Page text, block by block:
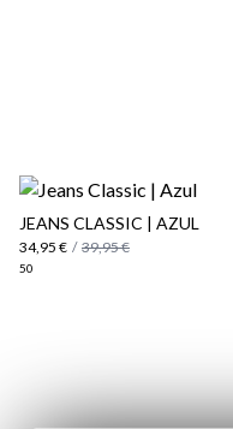
JEANS CLASSIC | AZUL
34,95 € / 39,95 €
50